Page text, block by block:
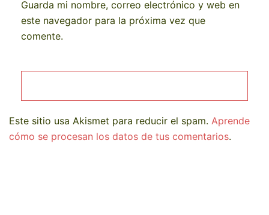
Guarda mi nombre, correo electrónico y web en
este navegador para la próxima vez que
comente.
Este sitio usa Akismet para reducir el spam. Aprende
cómo se procesan los datos de tus comentarios.